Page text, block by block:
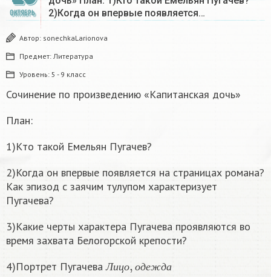
ОКТЯБРЬ
2)Когда он впервые появляется…
Автор: sonechkaLarionova
Предмет: Литература
Уровень: 5 - 9 класс
Сочинение по произведению «Капитанская дочь»
План:
1)Кто такой Емельян Пугачев?
2)Когда он впервые появляется на страницах романа?
Как эпизод с заячим тулупом характеризует
Пугачева?
3)Какие черты характера Пугачева проявляются во
время захвата Белогорской крепости?
4)Портрет ПугачеваЛ и ц о о деж да